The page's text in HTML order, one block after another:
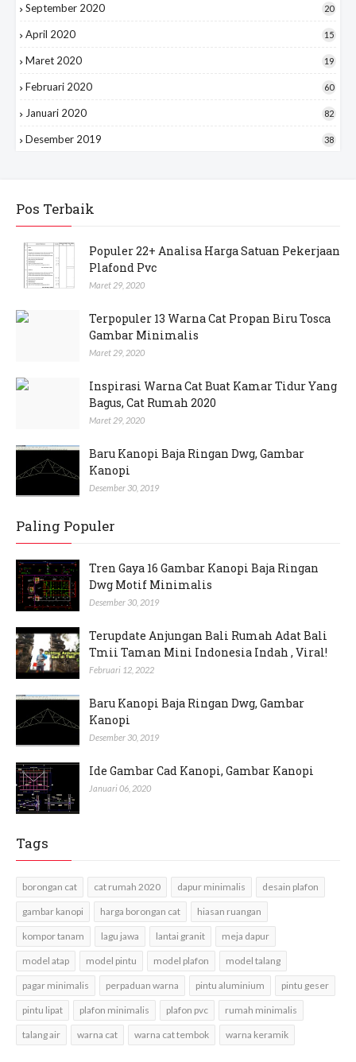
September 2020 20
April 2020 15
Maret 2020 19
Februari 2020 60
Januari 2020 82
Desember 2019 38
Pos Terbaik
Populer 22+ Analisa Harga Satuan Pekerjaan
Plafond Pvc
Maret 29, 2020
Terpopuler 13 Warna Cat Propan Biru Tosca
Gambar Minimalis
Maret 29, 2020
Inspirasi Warna Cat Buat Kamar Tidur Yang
Bagus, Cat Rumah 2020
Maret 29, 2020
Baru Kanopi Baja Ringan Dwg, Gambar
Kanopi
Desember 30, 2019
Paling Populer
Tren Gaya 16 Gambar Kanopi Baja Ringan
Dwg Motif Minimalis
Desember 30, 2019
Terupdate Anjungan Bali Rumah Adat Bali
Tmii Taman Mini Indonesia Indah , Viral!
Februari 12, 2022
Baru Kanopi Baja Ringan Dwg, Gambar
Kanopi
Desember 30, 2019
Ide Gambar Cad Kanopi, Gambar Kanopi
Januari 06, 2020
Tags
borongan cat cat rumah 2020 dapur minimalis desain plafon
gambar kanopi harga borongan cat hiasan ruangan
kompor tanam lagu jawa lantai granit meja dapur
model atap model pintu model plafon model talang
pagar minimalis perpaduan warna pintu aluminium pintu geser
pintu lipat plafon minimalis plafon pvc rumah minimalis
talang air warna cat warna cat tembok warna keramik